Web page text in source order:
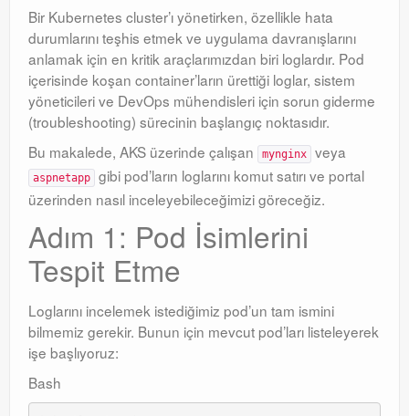
PHP & MySQL
Exchange
Bir Kubernetes cluster’ı yönetirken, özellikle hata
durumlarını teşhis etmek ve uygulama davranışlarını
anlamak için en kritik araçlarımızdan biri loglardır. Pod
içerisinde koşan container’ların ürettiği loglar, sistem
yöneticileri ve DevOps mühendisleri için sorun giderme
(troubleshooting) sürecinin başlangıç noktasıdır.
Bu makalede, AKS üzerinde çalışan
mynginx veya
aspnetapp
gibi pod’ların loglarını komut satırı ve portal
üzerinden nasıl inceleyebileceğimizi göreceğiz.
Adım 1: Pod İsimlerini
Tespit Etme
Loglarını incelemek istediğimiz pod’un tam ismini
bilmemiz gerekir. Bunun için mevcut pod’ları listeleyerek
işe başlıyoruz:
Bash